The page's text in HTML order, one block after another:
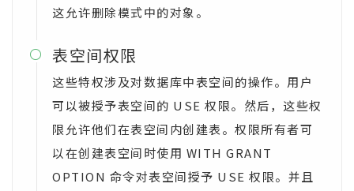
这允许删除模式中的对象。
 表空间权限
这些特权涉及对数据库中表空间的操作。用户
可以被授予表空间的 USE 权限。然后，这些权
限允许他们在表空间内创建表。权限所有者可
以在创建表空间时使用 WITH GRANT
OPTION 命令对表空间授予 USE 权限。并且